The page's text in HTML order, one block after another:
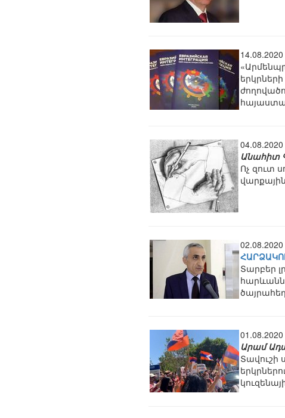
14.08.2020
04.08.2020
Անահիտ
Ոչ զուտ
02.08.2020
Տարբեր
01.08.2020
Արամ
Տավուշի